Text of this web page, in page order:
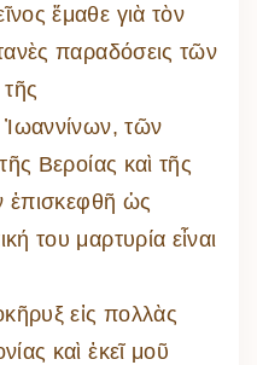
ἔμαθε γιὰ τὸν
παραδόσεις τῶν
Ἰωαννίνων, τῶν
Βεροίας καὶ τῆς
ἐπισκεφθῆ ὡς
του μαρτυρία εἶναι
εἰς πολλὰς
καὶ ἐκεῖ μοῦ